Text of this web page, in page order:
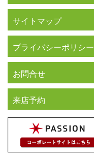
サイトマップ
プライバシーポリシー
お問合せ
来店予約